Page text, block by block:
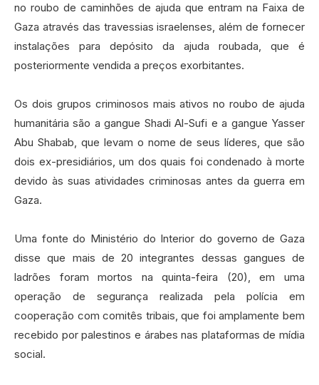
no roubo de caminhões de ajuda que entram na Faixa de
Gaza através das travessias israelenses, além de fornecer
instalações para depósito da ajuda roubada, que é
posteriormente vendida a preços exorbitantes.‍
Os dois grupos criminosos mais ativos no roubo de ajuda
humanitária são a gangue Shadi Al-Sufi e a gangue Yasser
Abu Shabab, que levam o nome de seus líderes, que são
dois ex-presidiários, um dos quais foi condenado à morte
devido às suas atividades criminosas antes da guerra em
Gaza.‍
Uma fonte do Ministério do Interior do governo de Gaza
disse que mais de 20 integrantes dessas gangues de
ladrões foram mortos na quinta-feira (20), em uma
operação de segurança realizada pela polícia em
cooperação com comitês tribais, que foi amplamente bem
recebido por palestinos e árabes nas plataformas de mídia
social.‍